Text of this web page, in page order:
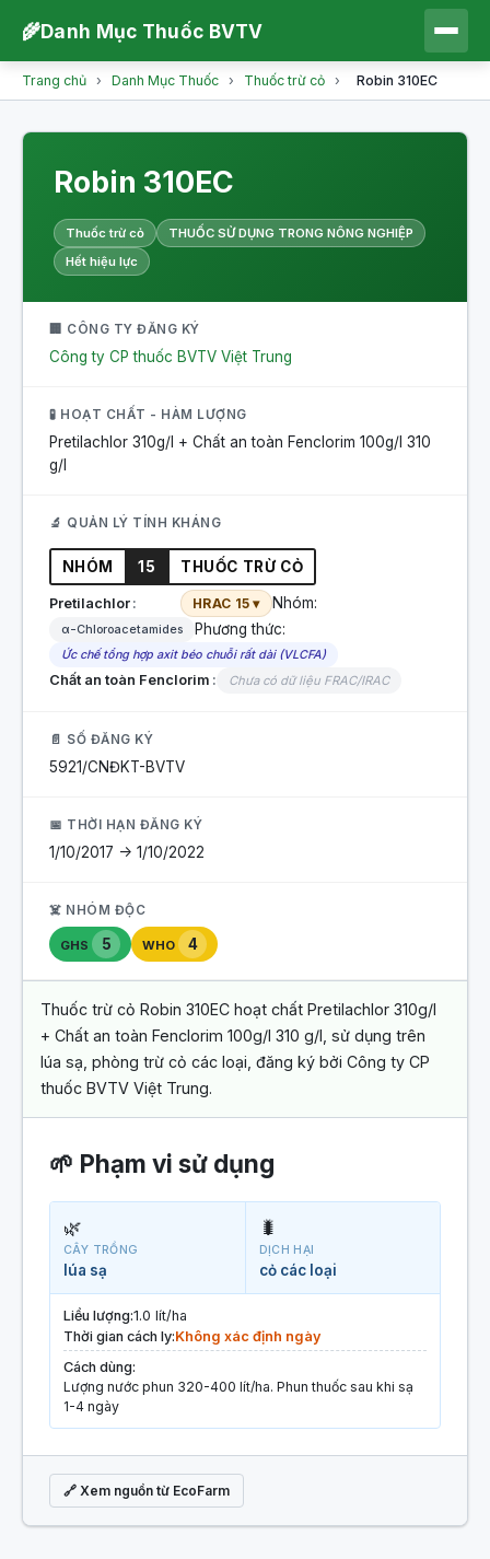
🌾Danh Mục Thuốc BVTV
Trang chủ › Danh Mục Thuốc › Thuốc trừ cỏ › Robin 310EC
Robin 310EC
Thuốc trừ cỏ
THUỐC SỬ DỤNG TRONG NÔNG NGHIỆP
Hết hiệu lực
🏢 CÔNG TY ĐĂNG KÝ
Công ty CP thuốc BVTV Việt Trung
🧪 HOẠT CHẤT - HÀM LƯỢNG
Pretilachlor 310g/l + Chất an toàn Fenclorim 100g/l 310
g/l
🔬 QUẢN LÝ TÍNH KHÁNG
NHÓM 15 THUỐC TRỪ CỎ
Pretilachlor HRAC 15 ▾ Nhóm:
α-Chloroacetamides Phương thức:
Ức chế tổng hợp axit béo chuỗi rất dài (VLCFA)
Chất an toàn Fenclorim Chưa có dữ liệu FRAC/IRAC
📄 SỐ ĐĂNG KÝ
5921/CNĐKT-BVTV
📅 THỜI HẠN ĐĂNG KÝ
1/10/2017 -> 1/10/2022
☠️ NHÓM ĐỘC
GHS 5 WHO 4
Thuốc trừ cỏ Robin 310EC hoạt chất Pretilachlor 310g/l
+ Chất an toàn Fenclorim 100g/l 310 g/l, sử dụng trên
lúa sạ, phòng trừ cỏ các loại, đăng ký bởi Công ty CP
thuốc BVTV Việt Trung.
🌱 Phạm vi sử dụng
🌿
CÂY TRỒNG
lúa sạ
🐛
DỊCH HẠI
cỏ các loại
Liều lượng:1.0 lít/ha
Thời gian cách ly:Không xác định ngày
Cách dùng:
Lượng nước phun 320-400 lít/ha. Phun thuốc sau khi sạ
1-4 ngày
🔗 Xem nguồn từ EcoFarm